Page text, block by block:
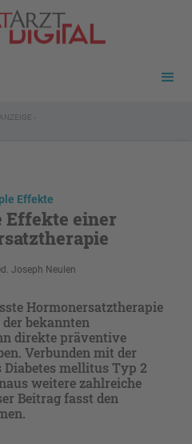
-
Effekte
Effekte einer
Joseph Neulen
Hormonersatztherapie
bekannten
direkte präventive
Verbunden mit der
mellitus Typ 2
weitere zahlreiche
Beitrag fasst den